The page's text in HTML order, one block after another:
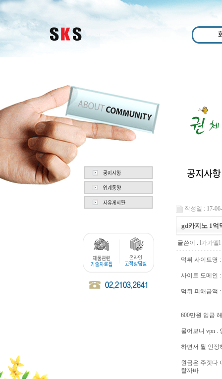
작성일 : 17-
gd카지노 1억
글쓴이 : l가가멜l
먹튀 사이트명
사이트 도메인 :
먹튀 피해금액 :
600만원 입금
물어보니 vpn .
하면서 뭘 인
원금은 주겟다
할까바